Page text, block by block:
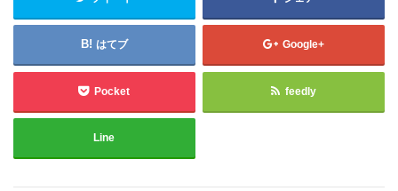
はてブ Google+
Pocket feedly
Line